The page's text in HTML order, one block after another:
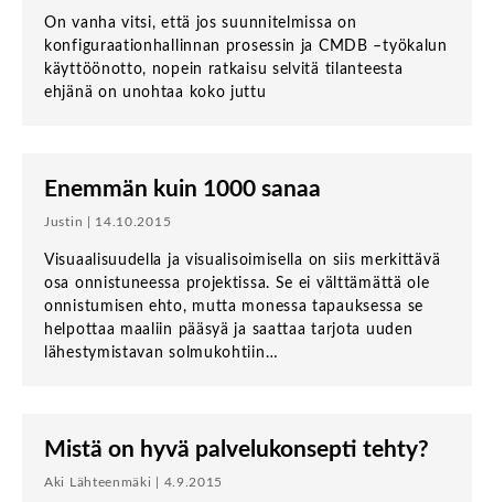
On vanha vitsi, että jos suunnitelmissa on
konfiguraationhallinnan prosessin ja CMDB –työkalun
käyttöönotto, nopein ratkaisu selvitä tilanteesta
ehjänä on unohtaa koko juttu
Enemmän kuin 1000 sanaa
Justin | 14.10.2015
Visuaalisuudella ja visualisoimisella on siis merkittävä
osa onnistuneessa projektissa. Se ei välttämättä ole
onnistumisen ehto, mutta monessa tapauksessa se
helpottaa maaliin pääsyä ja saattaa tarjota uuden
lähestymistavan solmukohtiin…
Mistä on hyvä palvelukonsepti tehty?
Aki Lähteenmäki | 4.9.2015